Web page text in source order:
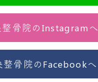
整骨院のInstagramへ
整骨院のFacebookへ